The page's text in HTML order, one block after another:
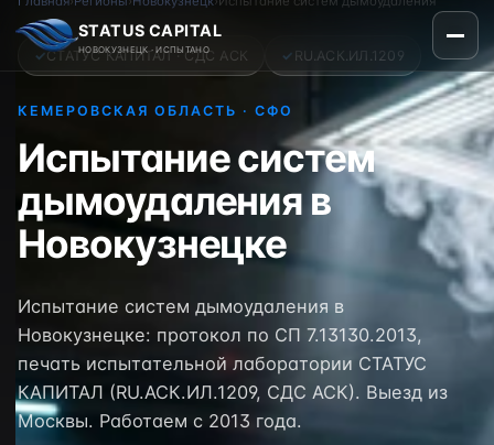
STATUS CAPITAL
НОВОКУЗНЕЦК · ИСПЫТАНО
✓СТАТУС КАПИТАЛ · СДС АСК ✓ RU.АСК.ИЛ.1209
КЕМЕРОВСКАЯ ОБЛАСТЬ · СФО
Испытание систем
дымоудаления в
Новокузнецке
Испытание систем дымоудаления в
Новокузнецке: протокол по СП 7.13130.2013,
печать испытательной лаборатории СТАТУС
КАПИТАЛ (RU.АСК.ИЛ.1209, СДС АСК). Выезд из
Москвы. Работаем с 2013 года.